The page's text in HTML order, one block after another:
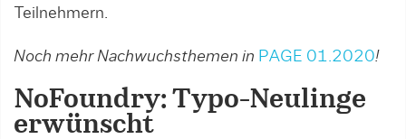
Teilnehmern.
Noch mehr Nachwuchsthemen in PAGE 01.2020!
NoFoundry: Typo-Neulinge
erwünscht